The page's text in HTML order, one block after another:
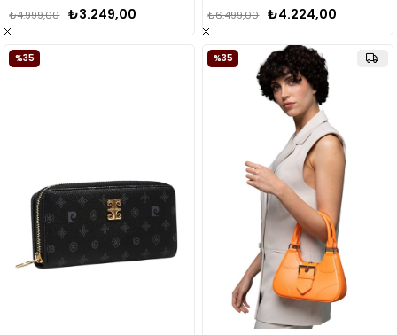
₺3.249,00
₺4.999,00
₺4.224,00
₺6.499,00
%35 %35